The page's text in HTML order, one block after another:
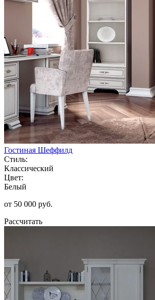
Гостиная Шеффилд
Стиль:
Классический
Цвет:
Белый
от 50 000 руб.
Рассчитать